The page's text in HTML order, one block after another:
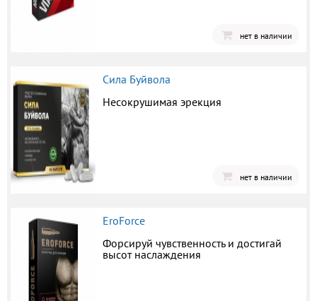
нет в наличии
Сила Буйвола
Несокрушимая эрекция
нет в наличии
EroForce
Форсируй чувственность и достигай
высот наслаждения